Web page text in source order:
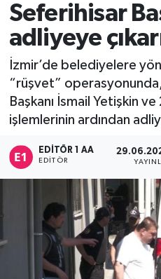
Seferihisar
adliyeye
İzmir’de belediyelere
“rüşvet”
Başkanı İsmail Yetişkin
işlemlerinin ardından
EDITÖR 1 AA
EDITÖR
Eğitim
Ekonomi
Genel
Magazin
Sağlık
Siyaset
Spor
Tüm Manşetler
Son Dakika Haberleri
Haber Arşivi